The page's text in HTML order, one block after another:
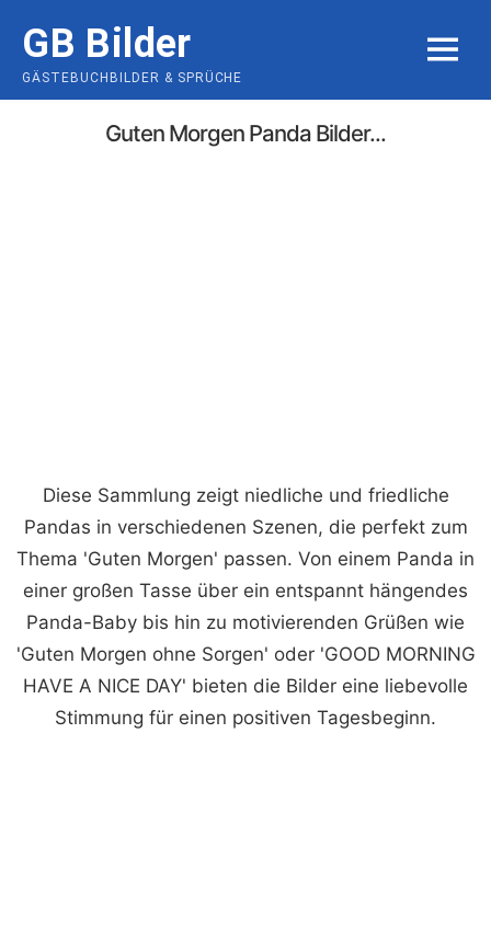
content
GB Bilder
GÄSTEBUCHBILDER & SPRÜCHE
MENU
Guten Morgen Panda Bilder...
Diese Sammlung zeigt niedliche und friedliche
Pandas in verschiedenen Szenen, die perfekt zum
Thema 'Guten Morgen' passen. Von einem Panda in
einer großen Tasse über ein entspannt hängendes
Panda-Baby bis hin zu motivierenden Grüßen wie
'Guten Morgen ohne Sorgen' oder 'GOOD MORNING
HAVE A NICE DAY' bieten die Bilder eine liebevolle
Stimmung für einen positiven Tagesbeginn.